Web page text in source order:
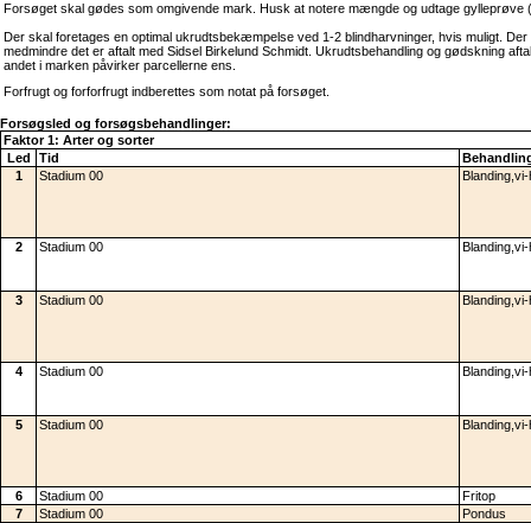
Forsøget skal gødes som omgivende mark. Husk at notere mængde og udtage gylleprøve
Der skal foretages en optimal ukrudtsbekæmpelse ved 1-2 blindharvninger, hvis muligt.
medmindre det er aftalt med Sidsel Birkelund Schmidt. Ukrudtsbehandling og
andet i marken påvirker parcellerne ens.
Forfrugt og forforfrugt indberettes som notat på forsøget.
Forsøgsled og forsøgsbehandlinger:
Faktor 1: Arter og sorter
Led
Tid
1
Stadium 00
2 Stadium 00
3 Stadium 00
4 Stadium 00
5 Stadium 00
6 Stadium 00
Fritop
7
Stadium 00
Pondus